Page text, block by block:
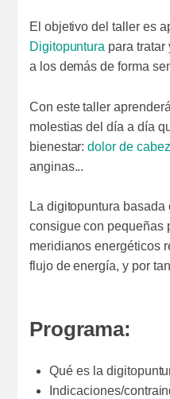
El objetivo del taller es
Digitopuntura para tratar
a los demás de forma
Con este taller
molestias del día a día
bienestar:dolor de
anginas...
La digitopuntura
consigue con pequeñas
meridianos energéticos
flujo de energía, y por
Programa:
Qué es la
Indicaciones/